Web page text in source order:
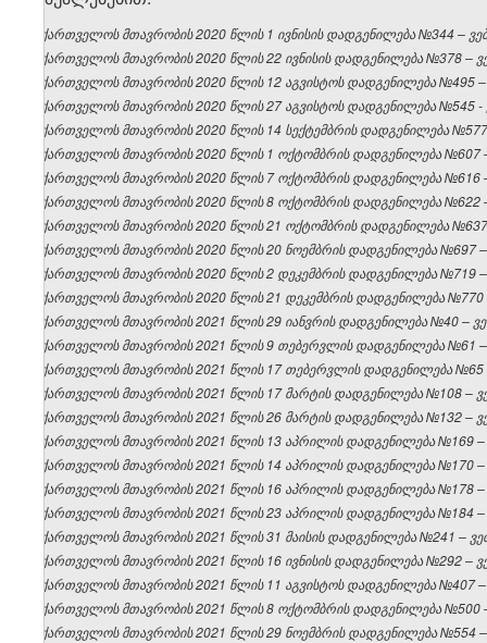
საქართველოს მთავრობის 2020 წლის 1 ივნისის დადგენილება №344 –
საქართველოს მთავრობის 2020 წლის 22 ივნისის დადგენილება №378 –
საქართველოს მთავრობის 2020 წლის 12 აგვისტოს დადგენილება №495
საქართველოს მთავრობის 2020 წლის 27 აგვისტოს დადგენილება №545 -
საქართველოს მთავრობის 2020 წლის 14 სექტემბრის დადგენილება
საქართველოს მთავრობის 2020 წლის 1 ოქტომბრის დადგენილება №607
საქართველოს მთავრობის 2020 წლის 7 ოქტომბრის დადგენილება №616
საქართველოს მთავრობის 2020 წლის 8 ოქტომბრის დადგენილება №622
საქართველოს მთავრობის 2020 წლის 21 ოქტომბრის დადგენილება
საქართველოს მთავრობის 2020 წლის 20 ნოემბრის დადგენილება №697
საქართველოს მთავრობის 2020 წლის 2 დეკემბრის დადგენილება №719
საქართველოს მთავრობის 2020 წლის 21 დეკემბრის დადგენილება №770
საქართველოს მთავრობის 2021 წლის 29 იანვრის დადგენილება №40 –
საქართველოს მთავრობის 2021 წლის 9 თებერვლის დადგენილება №61 –
საქართველოს მთავრობის 2021 წლის 17 თებერვლის დადგენილება №65
საქართველოს მთავრობის 2021 წლის 17 მარტის დადგენილება №108 –
საქართველოს მთავრობის 2021 წლის 26 მარტის დადგენილება №132 –
საქართველოს მთავრობის 2021 წლის 13 აპრილის დადგენილება №169 –
საქართველოს მთავრობის 2021 წლის 14 აპრილის დადგენილება №170 –
საქართველოს მთავრობის 2021 წლის 16 აპრილის დადგენილება №178 –
საქართველოს მთავრობის 2021 წლის 23 აპრილის დადგენილება №184 –
საქართველოს მთავრობის 2021 წლის 31 მაისის დადგენილება №241 –
საქართველოს მთავრობის 2021 წლის 16 ივნისის დადგენილება №292 –
საქართველოს მთავრობის 2021 წლის 11 აგვისტოს დადგენილება №407
საქართველოს მთავრობის 2021 წლის 8 ოქტომბრის დადგენილება №500
საქართველოს მთავრობის 2021 წლის 29 ნოემბრის დადგენილება №554